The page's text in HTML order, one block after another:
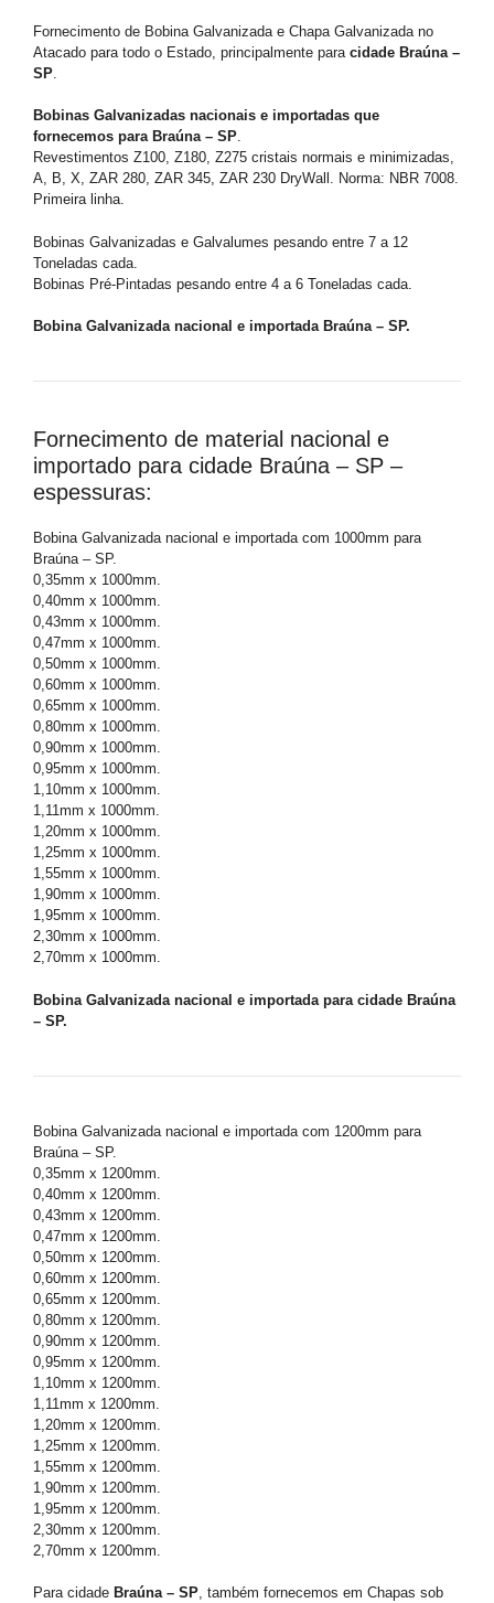
Fornecimento de Bobina Galvanizada e Chapa Galvanizada no
Atacado para todo o Estado, principalmente para cidade Braúna –
SP
Bobinas Galvanizadas nacionais e importadas que
fornecemos para Braúna – SP.
Revestimentos Z100, Z180, Z275 cristais normais e minimizadas,
A, B, X, ZAR 280, ZAR 345, ZAR 230 DryWall. Norma: NBR 7008.
Primeira linha.
Bobinas Galvanizadas e Galvalumes pesando entre 7 a 12
Toneladas cada.
Bobinas Pré-Pintadas pesando entre 4 a 6 Toneladas cada.
Bobina Galvanizada nacional e importada Braúna – SP.
Fornecimento de material nacional e
importado para cidade Braúna – SP –
espessuras:
Bobina Galvanizada nacional e importada com 1000mm para
Braúna – SP.
0,35mm x 1000mm.
0,40mm x 1000mm.
0,43mm x 1000mm.
0,47mm x 1000mm.
0,50mm x 1000mm.
0,60mm x 1000mm.
0,65mm x 1000mm.
0,80mm x 1000mm.
0,90mm x 1000mm.
0,95mm x 1000mm.
1,10mm x 1000mm.
1,11mm x 1000mm.
1,20mm x 1000mm.
1,25mm x 1000mm.
1,55mm x 1000mm.
1,90mm x 1000mm.
1,95mm x 1000mm.
2,30mm x 1000mm.
2,70mm x 1000mm.
Bobina Galvanizada nacional e importada para cidade Braúna
– SP.
Bobina Galvanizada nacional e importada com 1200mm para
Braúna – SP.
0,35mm x 1200mm.
0,40mm x 1200mm.
0,43mm x 1200mm.
0,47mm x 1200mm.
0,50mm x 1200mm.
0,60mm x 1200mm.
0,65mm x 1200mm.
0,80mm x 1200mm.
0,90mm x 1200mm.
0,95mm x 1200mm.
1,10mm x 1200mm.
1,11mm x 1200mm.
1,20mm x 1200mm.
1,25mm x 1200mm.
1,55mm x 1200mm.
1,90mm x 1200mm.
1,95mm x 1200mm.
2,30mm x 1200mm.
2,70mm x 1200mm.
Para cidade Braúna – SP, também fornecemos em Chapas sob